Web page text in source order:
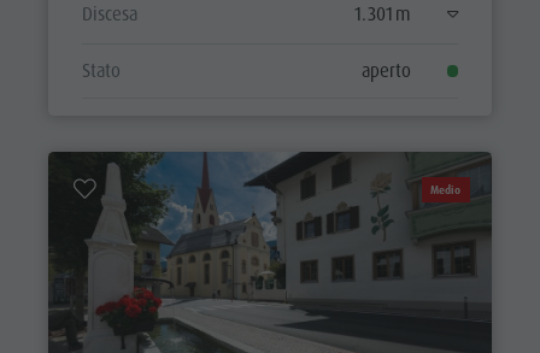
Discesa 1.301 m
Stato aperto
Medio